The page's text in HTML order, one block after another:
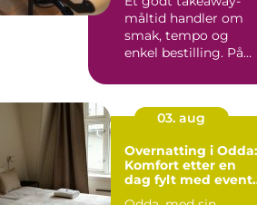
måltid handler om
smak, tempo og
enkel bestilling. På
03. aug
Overnatting i Odda:
Komfort etter en
dag fylt med